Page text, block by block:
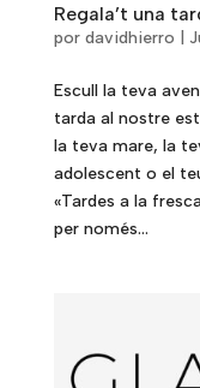
Regala’t una
por davidhierro
Escull la teva
tarda al nostre
la teva mare, la
adolescent o el
«Tardes a la
per només...